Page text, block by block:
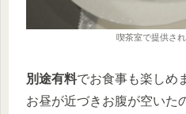
喫茶室で提供さ
別途有料でお食事も楽しめ
お昼が近づきお腹が空いた